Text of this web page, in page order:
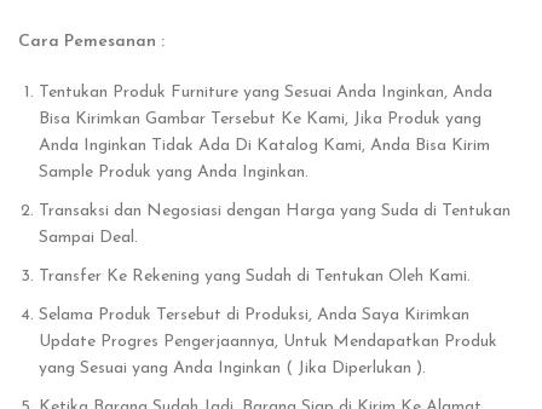
Cara Pemesanan :
Tentukan Produk Furniture yang Sesuai Anda Inginkan, Anda
Bisa Kirimkan Gambar Tersebut Ke Kami, Jika Produk yang
Anda Inginkan Tidak Ada Di Katalog Kami, Anda Bisa Kirim
Sample Produk yang Anda Inginkan.
Transaksi dan Negosiasi dengan Harga yang Suda di Tentukan
Sampai Deal.
Transfer Ke Rekening yang Sudah di Tentukan Oleh Kami.
Selama Produk Tersebut di Produksi, Anda Saya Kirimkan
Update Progres Pengerjaannya, Untuk Mendapatkan Produk
yang Sesuai yang Anda Inginkan ( Jika Diperlukan ).